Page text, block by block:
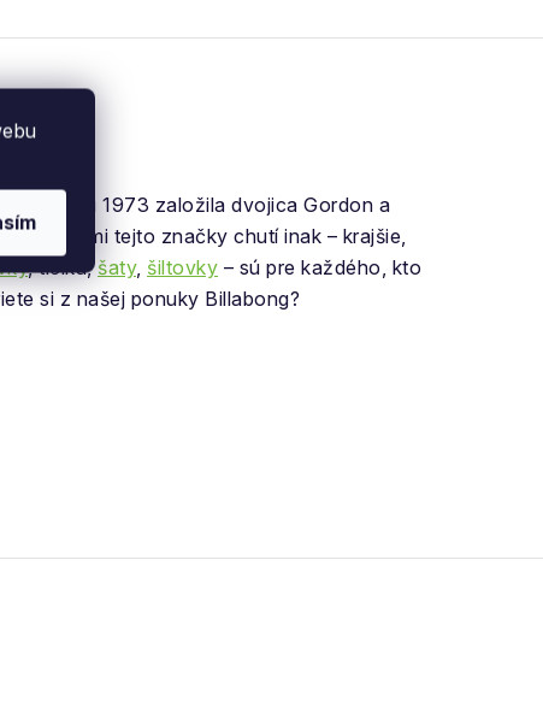
v roku 1973 založila dvojica Gordon a
tejto značky chutí inak – krajšie,
, tielka,šaty, šiltovky – sú pre každého, kto
si z našej ponuky Billabong?